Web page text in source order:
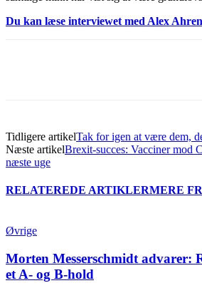
Du kan læse interviewet med Alex
Tidligere artikelTak for igen at være dem,
Næste artikelBrexit-succes: Vacciner mod
næste uge
RELATEREDE ARTIKLERMERE
Øvrige
Morten Messerschmidt advarer:
et A- og B-hold